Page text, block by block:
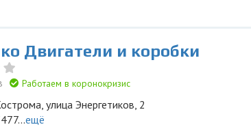
Двигатели и коробки
Работаем в коронокризис
улица Энергетиков, 2
ещё